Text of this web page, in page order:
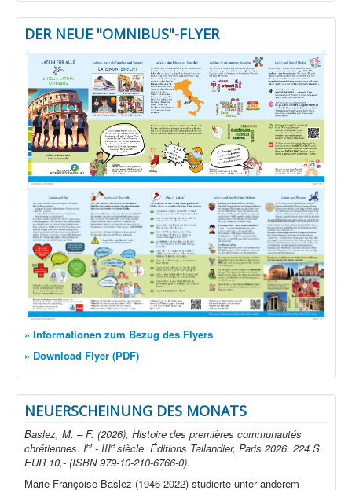
DER NEUE "OMNIBUS"-FLYER
» Informationen zum Bezug des Flyers
» Download Flyer (PDF)
NEUERSCHEINUNG DES MONATS
Baslez, M. – F. (2026), Histoire des premières communautés
chrétiennes. Ier- IIIe siècle. Éditions Tallandier, Paris 2026. 224 S.
EUR 10,- (ISBN 979-10-210-6766-0).
Marie-Françoise Baslez (1946-2022) studierte unter anderem